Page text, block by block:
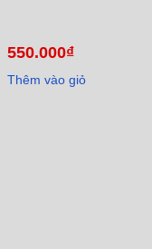
550.000₫
Thêm vào giỏ